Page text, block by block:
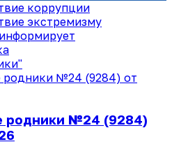
коррупции
экстремизму
родники №24 (9284)